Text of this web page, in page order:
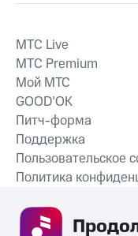
MTС Live
MTС Premium
Мой МТС
GOOD’OK
Питч-форма
Поддержка
Пользовательское
Политика